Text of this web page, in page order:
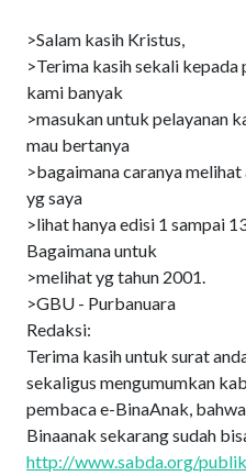
>Salam kasih Kristus,
>Terima kasih sekali kepada
kami banyak
>masukan untuk pelayanan
mau bertanya
>bagaimana caranya
yg saya
>lihat hanya edisi 1 sampai
Bagaimana untuk
>melihat yg tahun 2001.
>GBU - Purbanuara
Redaksi:
Terima kasih untuk surat
sekaligus mengumumkan
pembaca e-BinaAnak,
Binaanak sekarang sudah
http://www.sabda.org/